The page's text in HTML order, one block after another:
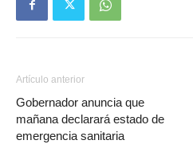
Artículo anterior
Gobernador anuncia que
mañana declarará estado de
emergencia sanitaria